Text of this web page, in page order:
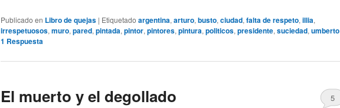
Publicado en Libro de quejas | Etiquetado argentina, arturo, busto, ciudad, falta de respeto, illia,
irrespetuosos, muro, pared, pintada, pintor, pintores, pintura, politicos, presidente, suciedad, umberto
1 Respuesta
El muerto y el degollado 5